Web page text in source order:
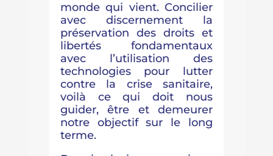
monde qui vient. Concilier
avec discernement la
préservation des droits et
libertés fondamentaux
avec l’utilisation des
technologies pour lutter
contre la crise sanitaire,
voilà ce qui doit nous
guider, être et demeurer
notre objectif sur le long
terme.